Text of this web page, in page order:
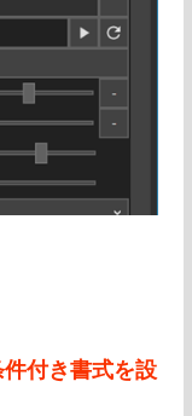
付き書式を設